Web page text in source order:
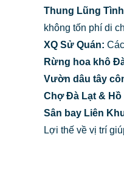
Thung Lũng
không tốn phí di
XQ Sử Quán:
Rừng hoa khô
Vườn dâu tây
Chợ Đà Lạt &
Sân bay Liên
Lợi thế về vị trí